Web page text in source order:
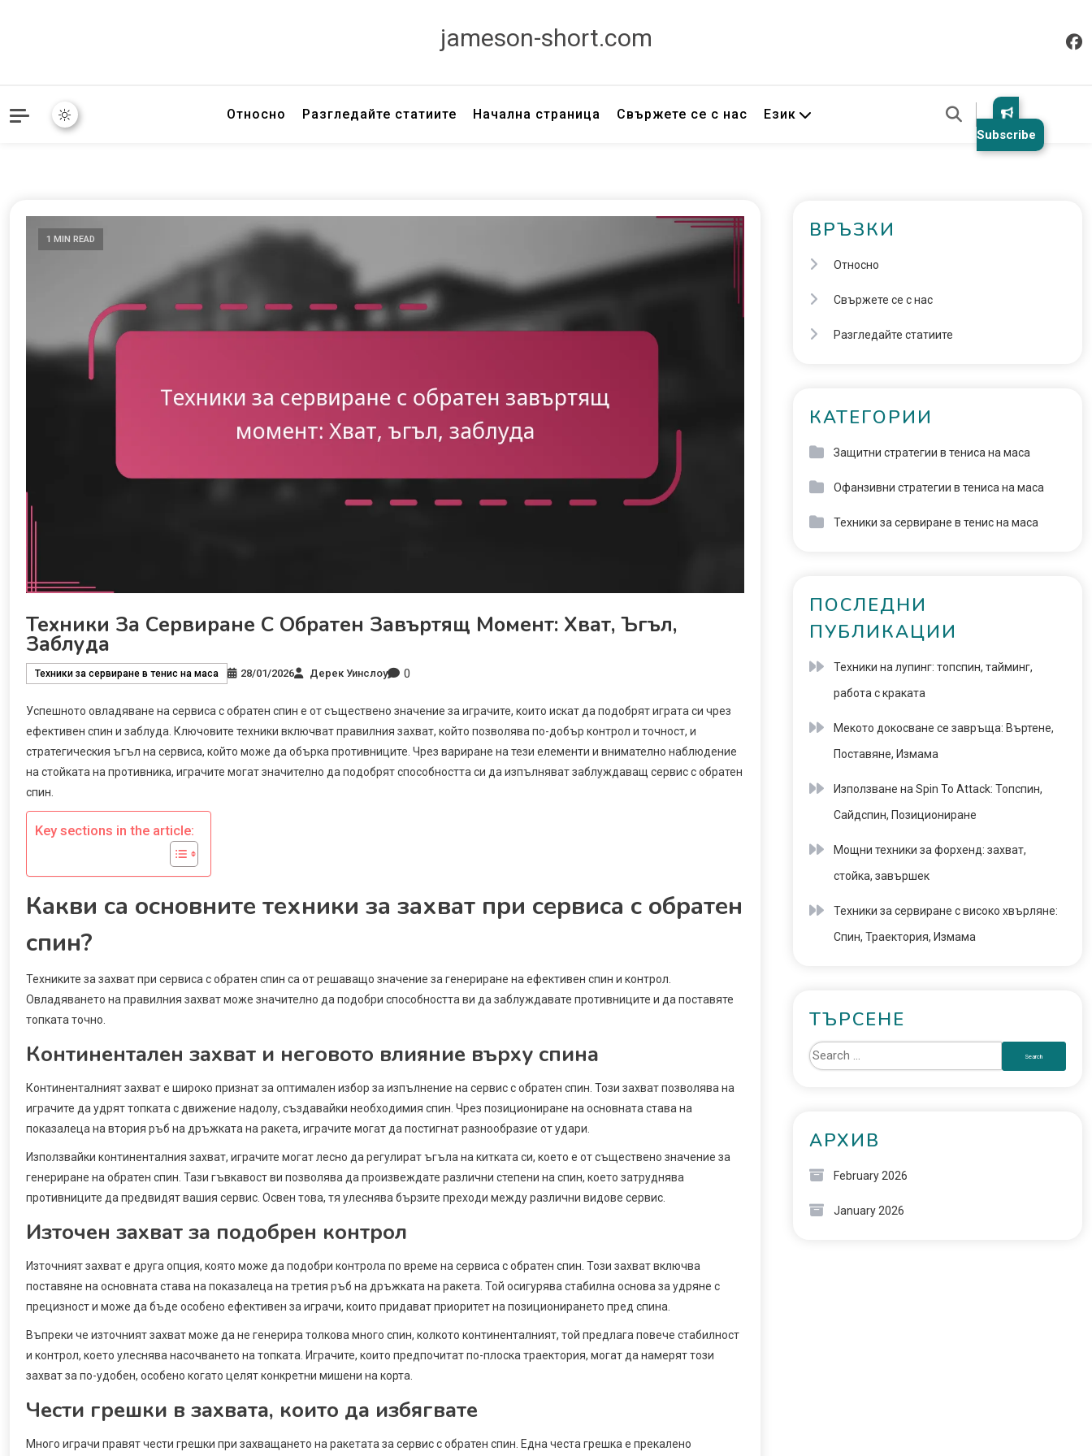
jameson-short.com
Относно Разгледайте статиите Начална страница Свържете се с нас Език
Subscribe
1 MIN READ
Техники За Сервиране С Обратен Завъртящ Момент: Хват, Ъгъл,
Заблуда
Техники за сервиране в тенис на маса 28/01/2026 Дерек Уинслоу 0
Успешното овладяване на сервиса с обратен спин е от съществено значение за играчите, които искат да подобрят играта си чрез
ефективен спин и заблуда. Ключовите техники включват правилния захват, който позволява по-добър контрол и точност, и
стратегическия ъгъл на сервиса, който може да обърка противниците. Чрез вариране на тези елементи и внимателно наблюдение
на стойката на противника, играчите могат значително да подобрят способността си да изпълняват заблуждаващ сервис с обратен
спин.
Key sections in the article:
Какви са основните техники за захват при сервиса с обратен
спин?
Техниките за захват при сервиса с обратен спин са от решаващо значение за генериране на ефективен спин и контрол.
Овладяването на правилния захват може значително да подобри способността ви да заблуждавате противниците и да поставяте
топката точно.
Континентален захват и неговото влияние върху спина
Континенталният захват е широко признат за оптимален избор за изпълнение на сервис с обратен спин. Този захват позволява на
играчите да удрят топката с движение надолу, създавайки необходимия спин. Чрез позициониране на основната става на
показалеца на втория ръб на дръжката на ракета, играчите могат да постигнат разнообразие от удари.
Използвайки континенталния захват, играчите могат лесно да регулират ъгъла на китката си, което е от съществено значение за
генериране на обратен спин. Тази гъвкавост ви позволява да произвеждате различни степени на спин, което затруднява
противниците да предвидят вашия сервис. Освен това, тя улеснява бързите преходи между различни видове сервис.
Източен захват за подобрен контрол
Източният захват е друга опция, която може да подобри контрола по време на сервиса с обратен спин. Този захват включва
поставяне на основната става на показалеца на третия ръб на дръжката на ракета. Той осигурява стабилна основа за удряне с
прецизност и може да бъде особено ефективен за играчи, които придават приоритет на позиционирането пред спина.
Въпреки че източният захват може да не генерира толкова много спин, колкото континенталният, той предлага повече стабилност
и контрол, което улеснява насочването на топката. Играчите, които предпочитат по-плоска траектория, могат да намерят този
захват за по-удобен, особено когато целят конкретни мишени на корта.
Чести грешки в захвата, които да избягвате
Много играчи правят чести грешки при захващането на ракетата за сервис с обратен спин. Една честа грешка е прекалено
ВРЪЗКИ
Относно
Свържете се с нас
Разгледайте статиите
КАТЕГОРИИ
Защитни стратегии в тениса на маса
Офанзивни стратегии в тениса на маса
Техники за сервиране в тенис на маса
ПОСЛЕДНИ
ПУБЛИКАЦИИ
Техники на лупинг: топспин, тайминг,
работа с краката
Мекото докосване се завръща: Въртене,
Поставяне, Измама
Използване на Spin To Attack: Топспин,
Сайдспин, Позициониране
Мощни техники за форхенд: захват,
стойка, завършек
Техники за сервиране с високо хвърляне:
Спин, Траектория, Измама
ТЪРСЕНЕ
АРХИВ
February 2026
January 2026